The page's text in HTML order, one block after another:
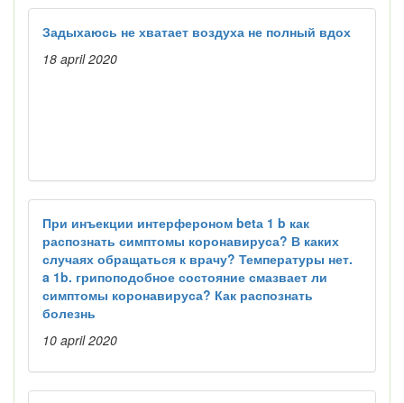
Задыхаюсь не хватает воздуха не полный вдох
18 april 2020
При инъекции интерфероном betа 1 b как
распознать симптомы коронавируса? В каких
случаях обращаться к врачу? Температуры нет.
a 1b. грипоподобное состояние смазвает ли
симптомы коронавируса? Как распознать
болезнь
10 april 2020